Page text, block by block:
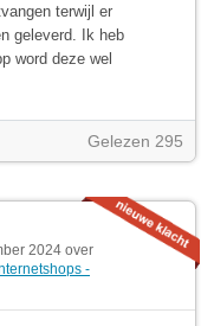
terwijl er
geleverd. Ik heb
word deze wel
Gelezen 295
2024 over
-